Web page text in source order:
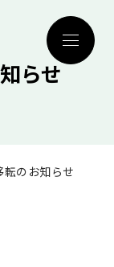
らせ
のお知らせ